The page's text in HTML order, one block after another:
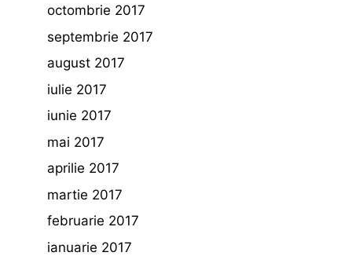
octombrie 2017
septembrie 2017
august 2017
iulie 2017
iunie 2017
mai 2017
aprilie 2017
martie 2017
februarie 2017
ianuarie 2017